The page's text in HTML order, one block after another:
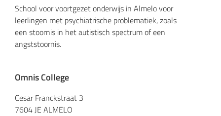
School voor voortgezet onderwijs in Almelo voor
leerlingen met psychiatrische problematiek, zoals
een stoornis in het autistisch spectrum of een
angststoornis.
Omnis College
Cesar Franckstraat 3
7604 JE ALMELO